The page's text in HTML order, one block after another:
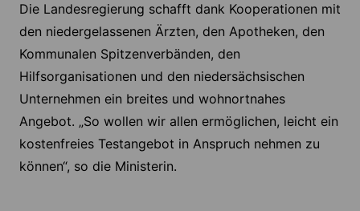
Die Landesregierung schafft dank Kooperationen mit
den niedergelassenen Ärzten, den Apotheken, den
Kommunalen Spitzenverbänden, den
Hilfsorganisationen und den niedersächsischen
Unternehmen ein breites und wohnortnahes
Angebot. „So wollen wir allen ermöglichen, leicht ein
kostenfreies Testangebot in Anspruch nehmen zu
können“, so die Ministerin.